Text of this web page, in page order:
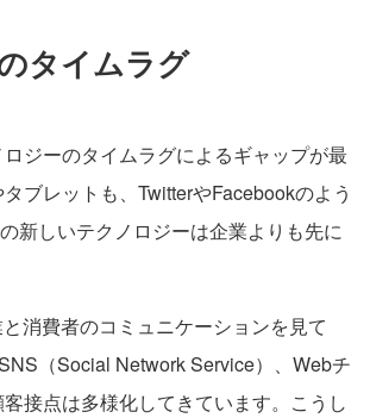
タイムラグ
ジーのタイムラグによるギャップが最
ブレットも、TwitterやFacebookのよう
新しいテクノロジーは企業よりも先に
消費者のコミュニケーションを見て
（Social Network Service）、Webチ
接点は多様化してきています。こうし